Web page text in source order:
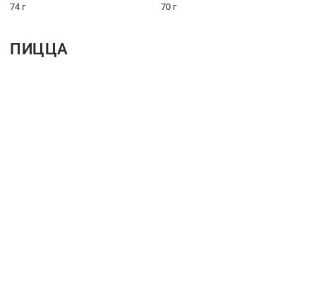
74 г 70 г
ПИЦЦА